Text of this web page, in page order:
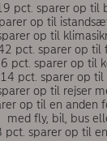
pct. sparer op til
op til
op til
pct. sparer op til
pct. sparer op til
14 pct. sparer op til
op til rejser
op til en anden
med fly, bil, bus
pct. sparer op til